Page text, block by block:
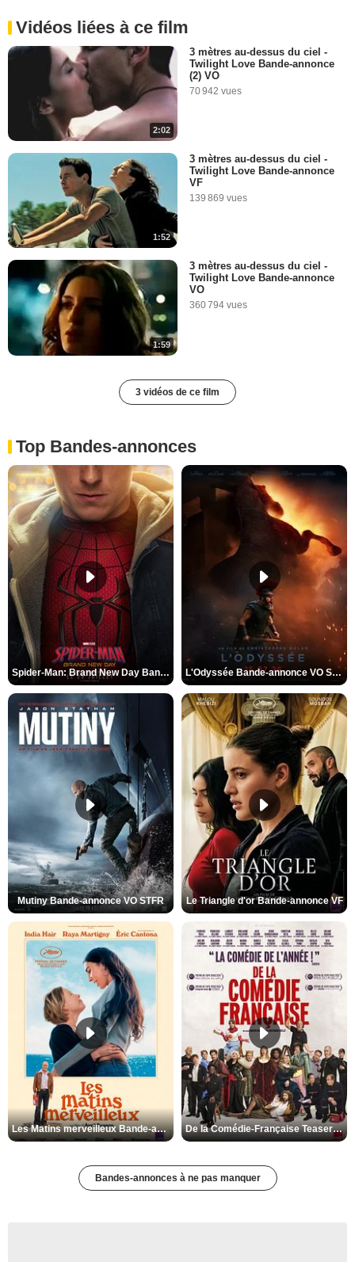
Vidéos liées à ce film
2:02
3 mètres au-dessus du ciel -
Twilight Love Bande-annonce
(2) VO
70 942 vues
1:52
3 mètres au-dessus du ciel -
Twilight Love Bande-annonce
VF
139 869 vues
1:59
3 mètres au-dessus du ciel -
Twilight Love Bande-annonce
VO
360 794 vues
3 vidéos de ce film
Top Bandes-annonces
Spider-Man: Brand New Day Bande-annonce VO STFR L'Odyssée Bande-annonce VO STFR
Mutiny Bande-annonce VO STFR Le Triangle d'or Bande-annonce VF
Les Matins merveilleux Bande-annonce VF De la Comédie-Française Teaser VF
Bandes-annonces à ne pas manquer